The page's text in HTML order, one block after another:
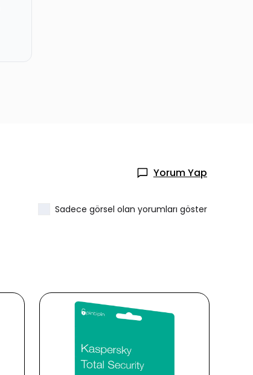
Yorum Yap
Sadece görsel olan yorumları göster